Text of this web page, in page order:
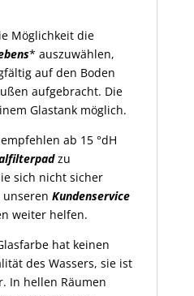
Möglichkeit die
* auszuwählen,
auf den Boden
aufgebracht. Die
Glastank möglich.
ab 15 °dH
zu
sich nicht sicher
Kundenservice
weiter helfen.
hat keinen
des Wassers, sie ist
In hellen Räumen